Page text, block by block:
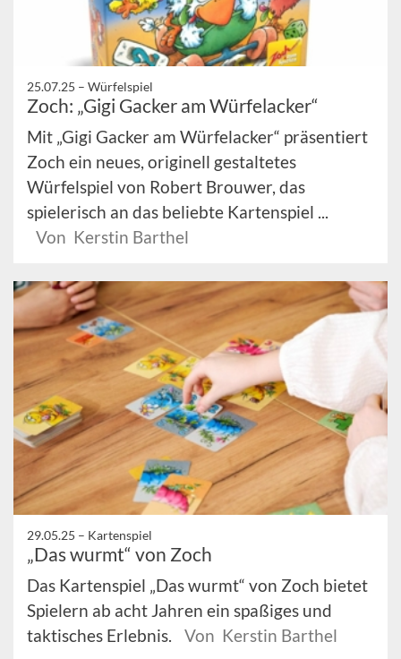
25.07.25 – Würfelspiel
Zoch: „Gigi Gacker am Würfelacker“
Mit „Gigi Gacker am Würfelacker“ präsentiert
Zoch ein neues, originell gestaltetes
Würfelspiel von Robert Brouwer, das
spielerisch an das beliebte Kartenspiel ...
Von Kerstin Barthel
29.05.25 – Kartenspiel
„Das wurmt“ von Zoch
Das Kartenspiel „Das wurmt“ von Zoch bietet
Spielern ab acht Jahren ein spaßiges und
taktisches Erlebnis.
Von Kerstin Barthel